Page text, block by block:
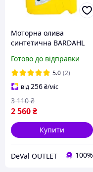
Моторна олива
синтетична BARDAHL
A5/B5 Ford WSS-
M2C913-D,RN0700
36543
Готово до відправки
5.0 (2)
від256₴/міс
2 560₴
3 110 ₴
Купити
DeVal OUTLET 100%